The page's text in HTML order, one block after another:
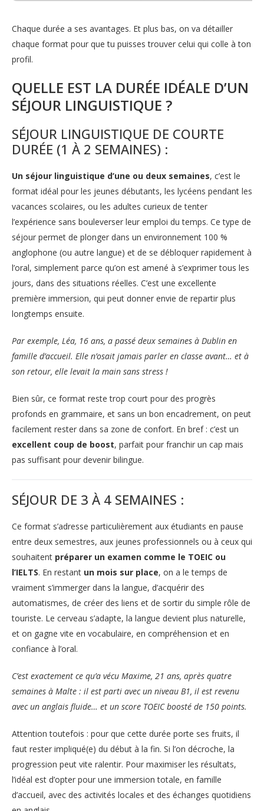
Chaque durée a ses avantages. Et plus bas, on va détailler
chaque format pour que tu puisses trouver celui qui colle à ton
profil.
QUELLE EST LA DURÉE IDÉALE D’UN
SÉJOUR LINGUISTIQUE ?
SÉJOUR LINGUISTIQUE DE COURTE
DURÉE (1 À 2 SEMAINES) :
Un séjour linguistique d’une ou deux semaines, c’est le
format idéal pour les jeunes débutants, les lycéens pendant les
vacances scolaires, ou les adultes curieux de tenter
l’expérience sans bouleverser leur emploi du temps. Ce type de
séjour permet de plonger dans un environnement 100 %
anglophone (ou autre langue) et de se débloquer rapidement à
l’oral, simplement parce qu’on est amené à s’exprimer tous les
jours, dans des situations réelles. C’est une excellente
première immersion, qui peut donner envie de repartir plus
longtemps ensuite.
Par exemple, Léa, 16 ans, a passé deux semaines à Dublin en
famille d’accueil. Elle n’osait jamais parler en classe avant… et à
son retour, elle levait la main sans stress !
Bien sûr, ce format reste trop court pour des progrès
profonds en grammaire, et sans un bon encadrement, on peut
facilement rester dans sa zone de confort. En bref : c’est un
excellent coup de boost, parfait pour franchir un cap mais
pas suffisant pour devenir bilingue.
SÉJOUR DE 3 À 4 SEMAINES :
Ce format s’adresse particulièrement aux étudiants en pause
entre deux semestres, aux jeunes professionnels ou à ceux qui
souhaitent préparer un examen comme le TOEIC ou
l’IELTS. En restant un mois sur place, on a le temps de
vraiment s’immerger dans la langue, d’acquérir des
automatismes, de créer des liens et de sortir du simple rôle de
touriste. Le cerveau s’adapte, la langue devient plus naturelle,
et on gagne vite en vocabulaire, en compréhension et en
confiance à l’oral.
C’est exactement ce qu’a vécu Maxime, 21 ans, après quatre
semaines à Malte : il est parti avec un niveau B1, il est revenu
avec un anglais fluide… et un score TOEIC boosté de 150 points.
Attention toutefois : pour que cette durée porte ses fruits, il
faut rester impliqué(e) du début à la fin. Si l’on décroche, la
progression peut vite ralentir. Pour maximiser les résultats,
l’idéal est d’opter pour une immersion totale, en famille
d’accueil, avec des activités locales et des échanges quotidiens